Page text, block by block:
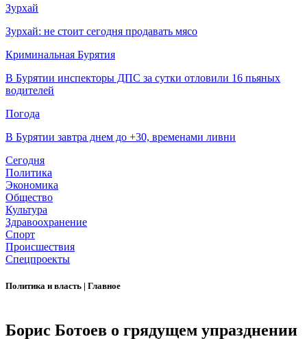
Зурхай
Зурхай: не стоит сегодня продавать мясо
Криминальная Бурятия
В Бурятии инспекторы ДПС за сутки отловили 16 пьяных
водителей
Погода
В Бурятии завтра днем до +30, временами ливни
Сегодня
Политика
Экономика
Общество
Культура
Здравоохранение
Спорт
Происшествия
Спецпроекты
Политика и власть | Главное
Борис Ботоев о грядущем упразднении